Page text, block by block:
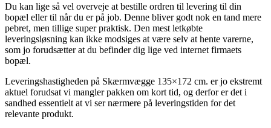
Du kan lige så vel overveje at bestille ordren til levering til din
bopæl eller til når du er på job. Denne bliver godt nok en tand mere
pebret, men tillige super praktisk. Den mest letkøbte
leveringsløsning kan ikke modsiges at være selv at hente varerne,
som jo forudsætter at du befinder dig lige ved internet firmaets
bopæl.
Leveringshastigheden på Skærmvægge 135×172 cm. er jo ekstremt
aktuel forudsat vi mangler pakken om kort tid, og derfor er det i
sandhed essentielt at vi ser nærmere på leveringstiden for det
relevante produkt.